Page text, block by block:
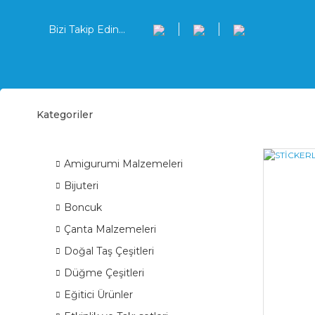
Bizi Takip Edin...
Kategoriler
ÜRÜN GRUPLARI
Amigurumi Malzemeleri
Bijuteri
Boncuk
Çanta Malzemeleri
Doğal Taş Çeşitleri
Düğme Çeşitleri
Eğitici Ürünler